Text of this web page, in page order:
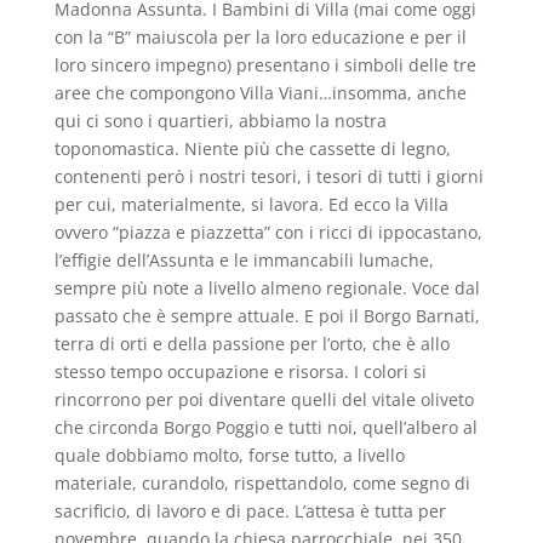
Madonna Assunta. I Bambini di Villa (mai come oggi
con la “B” maiuscola per la loro educazione e per il
loro sincero impegno) presentano i simboli delle tre
aree che compongono Villa Viani…insomma, anche
qui ci sono i quartieri, abbiamo la nostra
toponomastica. Niente più che cassette di legno,
contenenti però i nostri tesori, i tesori di tutti i giorni
per cui, materialmente, si lavora. Ed ecco la Villa
ovvero “piazza e piazzetta” con i ricci di ippocastano,
l’effigie dell’Assunta e le immancabili lumache,
sempre più note a livello almeno regionale. Voce dal
passato che è sempre attuale. E poi il Borgo Barnati,
terra di orti e della passione per l’orto, che è allo
stesso tempo occupazione e risorsa. I colori si
rincorrono per poi diventare quelli del vitale oliveto
che circonda Borgo Poggio e tutti noi, quell’albero al
quale dobbiamo molto, forse tutto, a livello
materiale, curandolo, rispettandolo, come segno di
sacrificio, di lavoro e di pace. L’attesa è tutta per